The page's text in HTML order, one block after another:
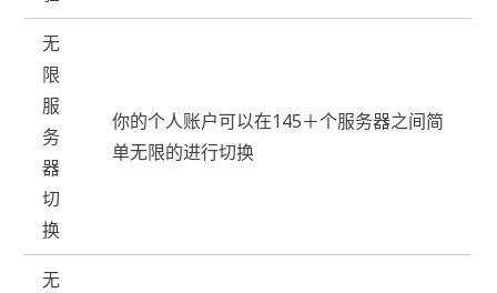
无
限
服
务
器
切
换
你的个人账户可以在145＋个服务器之间简
单无限的进行切换
无